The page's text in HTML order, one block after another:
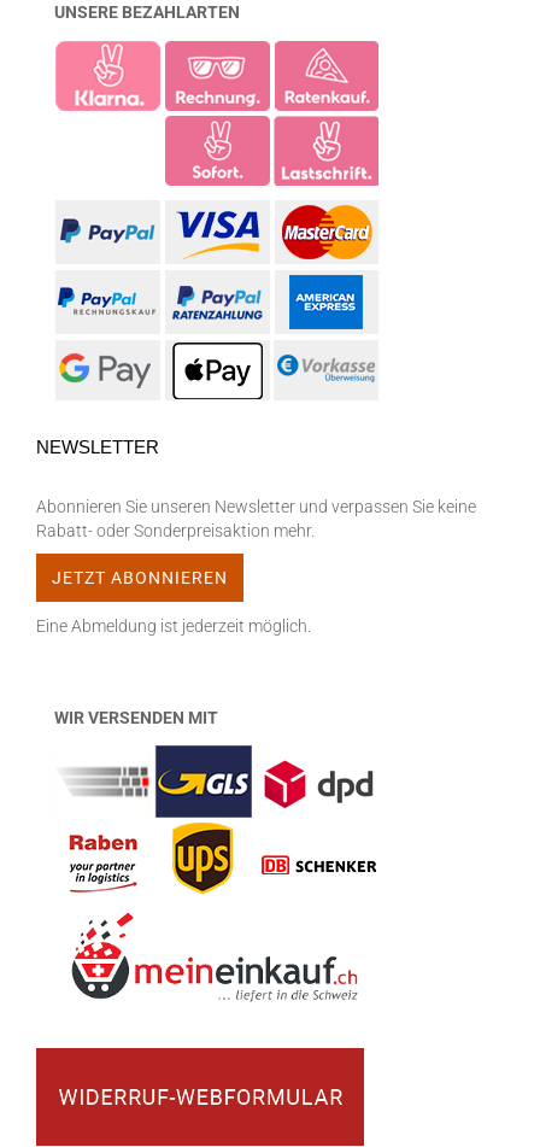
UNSERE BEZAHLARTEN
NEWSLETTER
Abonnieren Sie unseren Newsletter und verpassen Sie keine
Rabatt- oder Sonderpreisaktion mehr.
Eine Abmeldung ist jederzeit möglich.
WIR VERSENDEN MIT